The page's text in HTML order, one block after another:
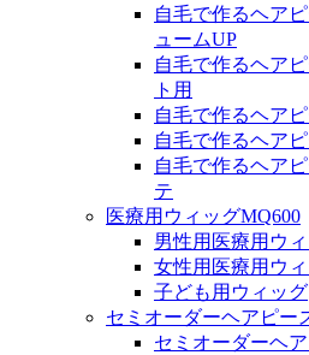
自毛で作るヘア
ュームUP
自毛で作るヘア
ト用
自毛で作るヘア
自毛で作るヘア
自毛で作るヘア
テ
医療用ウィッグMQ600
男性用医療用ウ
女性用医療用ウ
子ども用ウィッグ
セミオーダーヘアピー
セミオーダーヘ